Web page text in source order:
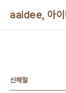
aaidee, 아이
신해철